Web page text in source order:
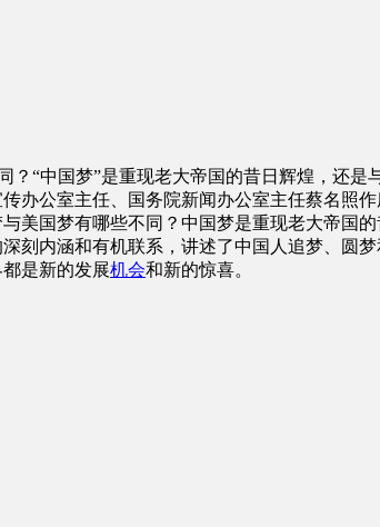
？“中国梦”是重现老大帝国的昔日辉煌，还
办公室主任、国务院新闻办公室主任蔡名照
美国梦有哪些不同？中国梦是重现老大帝国
刻内涵和有机联系，讲述了中国人追梦、圆
是新的发展机会和新的惊喜。